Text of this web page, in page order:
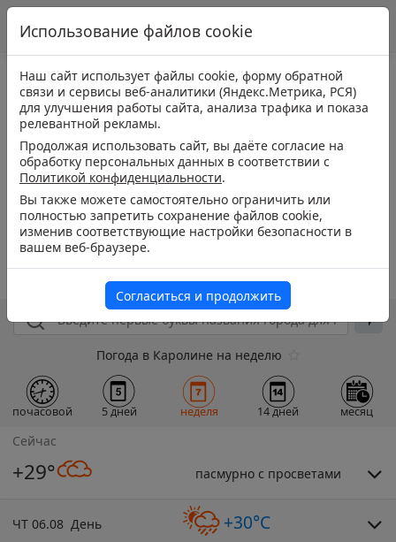
Погода в Каролине на неделю
почасовой 5 дней неделя 14 дней месяц
Сейчас
+29° пасмурно с просветами
ЧТ 06.08 День +30°C
Использование файлов cookie
Наш сайт использует файлы cookie, форму обратной
связи и сервисы веб-аналитики (Яндекс.Метрика, РСЯ)
для улучшения работы сайта, анализа трафика и показа
релевантной рекламы.
Продолжая использовать сайт, вы даёте согласие на
обработку персональных данных в соответствии с
Политикой конфиденциальности.
Вы также можете самостоятельно ограничить или
полностью запретить сохранение файлов cookie,
изменив соответствующие настройки безопасности в
вашем веб-браузере.
Согласиться и продолжить